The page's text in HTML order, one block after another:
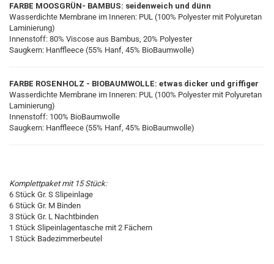
FARBE MOOSGRÜN- BAMBUS: seidenweich und dünn
Wasserdichte Membrane im Inneren: PUL (100% Polyester mit Polyuretan
Laminierung)
Innenstoff: 80% Viscose aus Bambus, 20% Polyester
Saugkern: Hanffleece (55% Hanf, 45% BioBaumwolle)
FARBE ROSENHOLZ - BIOBAUMWOLLE: etwas dicker und griffiger
Wasserdichte Membrane im Inneren: PUL (100% Polyester mit Polyuretan
Laminierung)
Innenstoff: 100% BioBaumwolle
Saugkern: Hanffleece (55% Hanf, 45% BioBaumwolle)
Komplettpaket mit 15 Stück:
6 Stück Gr. S Slipeinlage
6 Stück Gr. M Binden
3 Stück Gr. L Nachtbinden
1 Stück Slipeinlagentasche mit 2 Fächern
1 Stück Badezimmerbeutel